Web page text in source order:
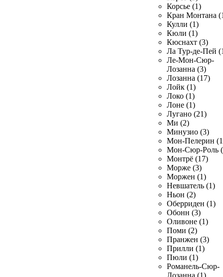
Корсье (1)
Кран Монтана
Кулли (1)
Кюли (1)
Кюснахт (3)
Ла Тур-де-Пей
Ле-Мон-Сюр-
Лозанна (3)
Лозанна (17)
Лойк (1)
Локо (1)
Лоне (1)
Лугано (21)
Ми (2)
Минузио (3)
Мон-Пелерин
Мон-Сюр-Роль
Монтрё (17)
Морже (3)
Моржен (1)
Невшатель (1)
Ньон (2)
Оберриден (1)
Обонн (3)
Оливоне (1)
Поми (2)
Пранжен (3)
Прилли (1)
Пюли (1)
Романель-Сюр-
Лозанна (1)